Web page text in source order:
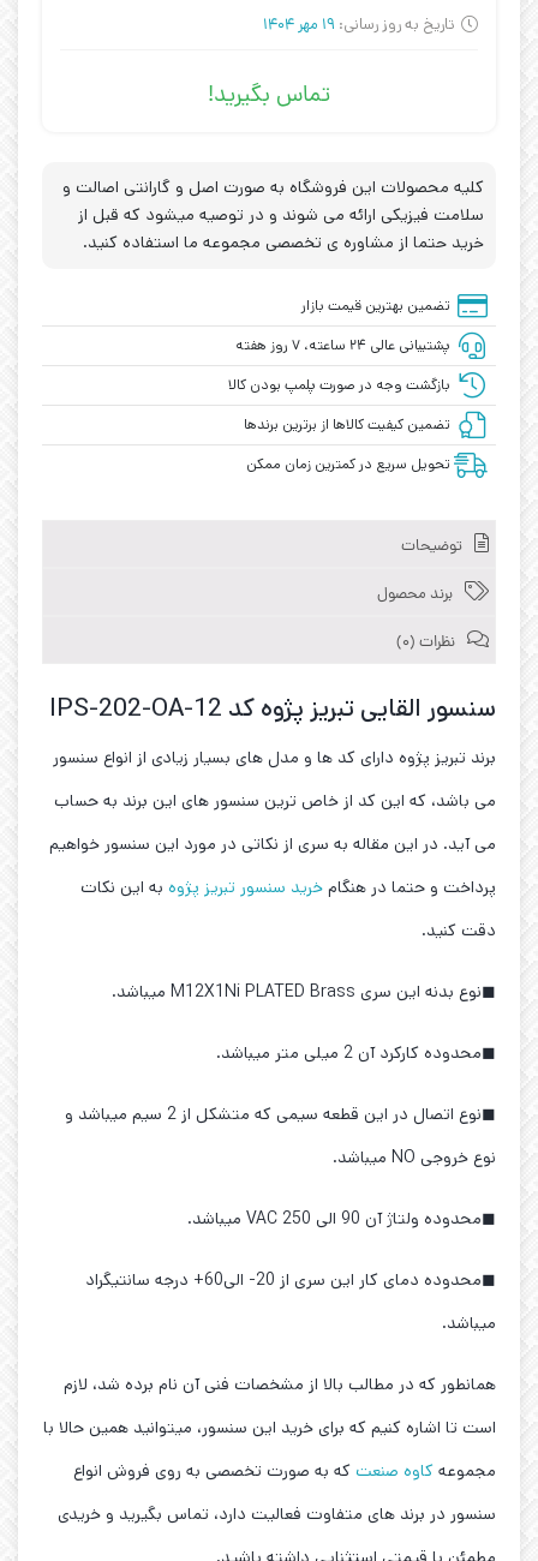
تاریخ به روز رسانی: 19 مهر 1404
تماس بگیرید!
کلیه محصولات این فروشگاه به صورت اصل و گارانتی اصالت و
سلامت فیزیکی ارائه می شوند و در توصیه میشود که قبل از
خرید حتما از مشاوره ی تخصصی مجموعه ما استفاده کنید.
تضمین بهترین قیمت بازار
پشتیبانی عالی ۲۴ ساعته، ۷ روز هفته
بازگشت وجه در صورت پلمپ بودن کالا
تضمین کیفیت کالاها از برترین برندها
تحویل سریع در کمترین زمان ممکن
توضیحات
برند محصول
نظرات (0)
سنسور القایی تبریز پژوه کد IPS-202-OA-12
برند تبریز پژوه دارای کد ها و مدل های بسیار زیادی از انواع سنسور
می باشد، که این کد از خاص ترین سنسور های این برند به حساب
می آید. در این مقاله به سری از نکاتی در مورد این سنسور خواهیم
پرداخت و حتما در هنگام خرید سنسور تبریز پژوه به این نکات
دقت کنید.
◼نوع بدنه این سری M12X1Ni PLATED Brass میباشد.
◼محدوده کارکرد آن 2 میلی متر میباشد.
◼نوع اتصال در این قطعه سیمی که متشکل از 2 سیم میباشد و
نوع خروجی NO میباشد.
◼محدوده ولتاژ آن 90 الی 250 VAC میباشد.
◼محدوده دمای کار این سری از 20- الی60+ درجه سانتیگراد
میباشد.
همانطور که در مطالب بالا از مشخصات فنی آن نام برده شد، لازم
است تا اشاره کنیم که برای خرید این سنسور، میتوانید همین حالا با
مجموعه کاوه صنعت که به صورت تخصصی به روی فروش انواع
سنسور در برند های متفاوت فعالیت دارد، تماس بگیرید و خریدی